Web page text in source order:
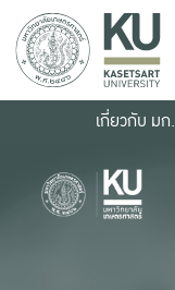
เกี่ยวกับ มก.